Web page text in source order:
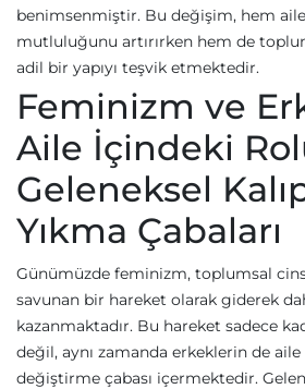
benimsenmiştir. Bu değişim, hem
mutluluğunu artırırken hem de
adil bir yapıyı teşvik etmektedir.
Feminizm ve
Aile İçindeki
Geleneksel
Yıkma Çabaları
Günümüzde feminizm, toplumsal
savunan bir hareket olarak giderek
kazanmaktadır. Bu hareket sadece
değil, aynı zamanda erkeklerin de
değiştirme çabası içermektedir.